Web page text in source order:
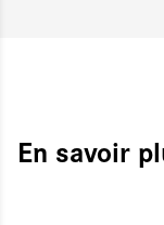
En savoir